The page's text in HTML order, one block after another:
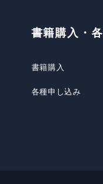
書籍購入・
書籍購入
各種申し込み